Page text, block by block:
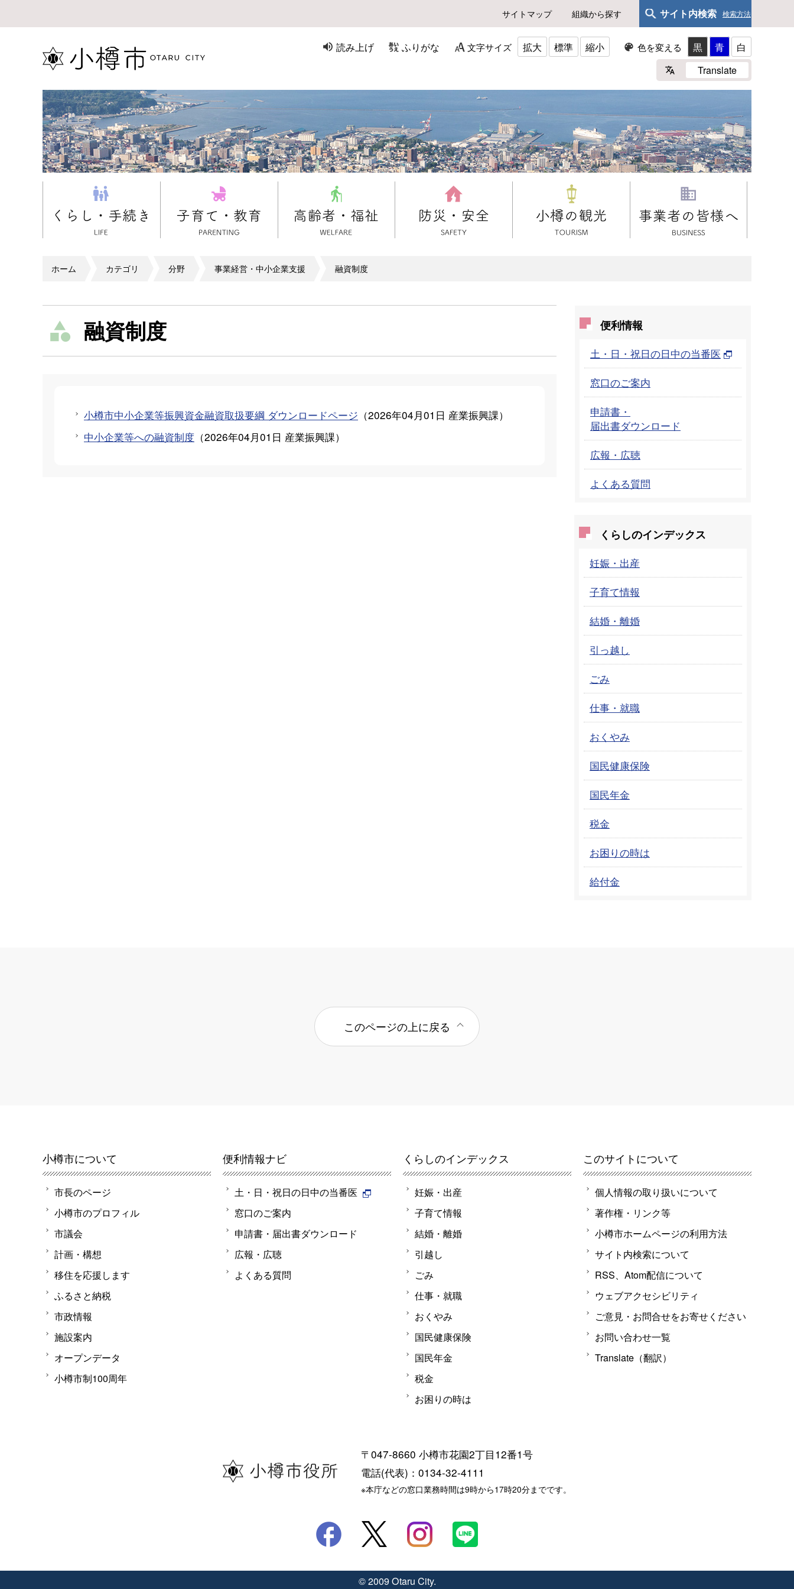
サイトマップ 組織から探す サイト内検索 検索方法
読み上げ ふりがな 文字サイズ 拡大 標準 縮小 色を変える 黒 青
白
Translate
ホーム カテゴリ 分野 事業経営・中小企業支援 融資制度
融資制度
小樽市中小企業等振興資金融資取扱要綱 ダウンロードページ （2026年04月01日 産業振興課）
中小企業等への融資制度 （2026年04月01日 産業振興課）
便利情報
土・日・祝日の日中の当番医
窓口のご案内
申請書・
届出書ダウンロード
広報・広聴
よくある質問
くらしのインデックス
妊娠・出産
子育て情報
結婚・離婚
引っ越し
ごみ
仕事・就職
おくやみ
国民健康保険
国民年金
税金
お困りの時は
給付金
このページの上に戻る
小樽市について
市長のページ
小樽市のプロフィル
市議会
計画・構想
移住を応援します
ふるさと納税
市政情報
施設案内
オープンデータ
小樽市制100周年
便利情報ナビ
土・日・祝日の日中の当番医
窓口のご案内
申請書・届出書ダウンロード
広報・広聴
よくある質問
くらしのインデックス
妊娠・出産
子育て情報
結婚・離婚
引越し
ごみ
仕事・就職
おくやみ
国民健康保険
国民年金
税金
お困りの時は
このサイトについて
個人情報の取り扱いについて
著作権・リンク等
小樽市ホームページの利用方法
サイト内検索について
RSS、Atom配信について
ウェブアクセシビリティ
ご意見・お問合せをお寄せください
お問い合わせ一覧
Translate（翻訳）
〒047-8660 小樽市花園2丁目12番1号
電話(代表)：0134-32-4111
※本庁などの窓口業務時間は9時から17時20分までです。
© 2009 Otaru City.